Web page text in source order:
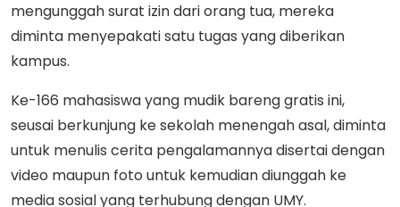
mengunggah surat izin dari orang tua, mereka
diminta menyepakati satu tugas yang diberikan
kampus.
Ke-166 mahasiswa yang mudik bareng gratis ini,
seusai berkunjung ke sekolah menengah asal, diminta
untuk menulis cerita pengalamannya disertai dengan
video maupun foto untuk kemudian diunggah ke
media sosial yang terhubung dengan UMY.